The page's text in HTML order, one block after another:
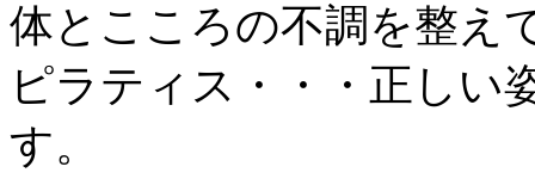
体とこころの不調を整え
ピラティス・・・正しい
す。